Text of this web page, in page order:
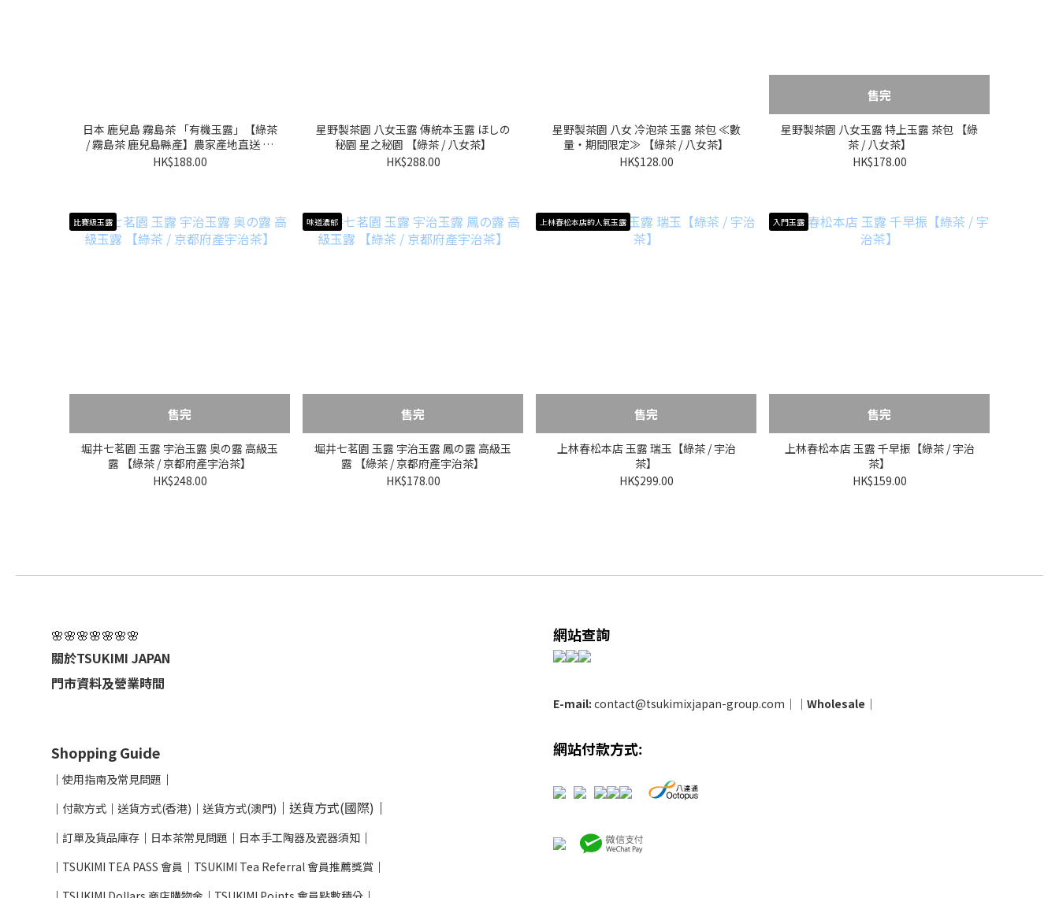
日本 鹿兒島 霧島茶 「有機玉露」【綠茶
/ 霧島茶 鹿兒島縣產】農家產地直送 日
本有機認證JAS
HK$188.00
星野製茶園 八女玉露 傳統本玉露 ほしの
秘園 星之秘園 【綠茶 / 八女茶】
HK$288.00
星野製茶園 八女 冷泡茶 玉露 茶包 ≪數
量・期間限定≫ 【綠茶 / 八女茶】
HK$128.00
售完
星野製茶園 八女玉露 特上玉露 茶包 【綠
茶 / 八女茶】
HK$178.00
比賽級玉露
售完
堀井七茗園 玉露 宇治玉露 奥の露 高級玉
露 【綠茶 / 京都府產宇治茶】
HK$248.00
味道濃郁
售完
堀井七茗園 玉露 宇治玉露 鳳の露 高級玉
露 【綠茶 / 京都府產宇治茶】
HK$178.00
上林春松本店的人氣玉露
售完
上林春松本店 玉露 瑞玉【綠茶 / 宇治
茶】
HK$299.00
入門玉露
售完
上林春松本店 玉露 千早振【綠茶 / 宇治
茶】
HK$159.00
🌸🌸🌸🌸🌸🌸🌸
關於TSUKIMI JAPAN
門市資料及營業時間
網站查詢
E-mail: contact@tsukimixjapan-group.com │ │ Wholesale │
Shopping Guide
│ 使用指南及常見問題 │
│ 付款方式 │ 送貨方式(香港) │ 送貨方式(澳門) │ 送貨方式(國際) │
│ 訂單及貨品庫存 │ 日本茶常見問題 │ 日本手工陶器及瓷器須知 │
│ TSUKIMI TEA PASS 會員 │ TSUKIMI Tea Referral 會員推薦獎賞 │
網站付款方式: